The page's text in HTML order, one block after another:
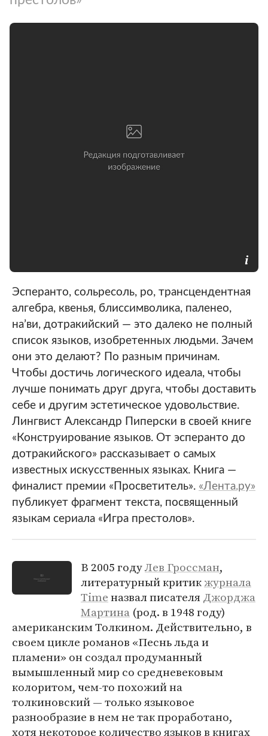
Эсперанто, сольресоль, ро, трансцендентная
алгебра, квенья, блиссимволика, паленео,
на’ви, дотракийский — это далеко не полный
список языков, изобретенных людьми. Зачем
они это делают? По разным причинам.
Чтобы достичь логического идеала, чтобы
лучше понимать друг друга, чтобы доставить
себе и другим эстетическое удовольствие.
Лингвист Александр Пиперски в своей книге
«Конструирование языков. От эсперанто до
дотракийского» рассказывает о самых
известных искусственных языках. Книга —
финалист премии «Просветитель». «Лента.ру»
публикует фрагмент текста, посвященный
языкам сериала «Игра престолов».
В 2005 годуЛев Гроссман,
литературный критикжурнала
Timeназвал писателяДжорджа
Мартина (род. в 1948 году)
американским Толкином. Действительно, в
своем цикле романов «Песнь льда и
пламени» он создал продуманный
вымышленный мир со средневековым
колоритом, чем-то похожий на
толкиновский — только языковое
разнообразие в нем не так проработано,
хотя некоторое количество языков в книгах